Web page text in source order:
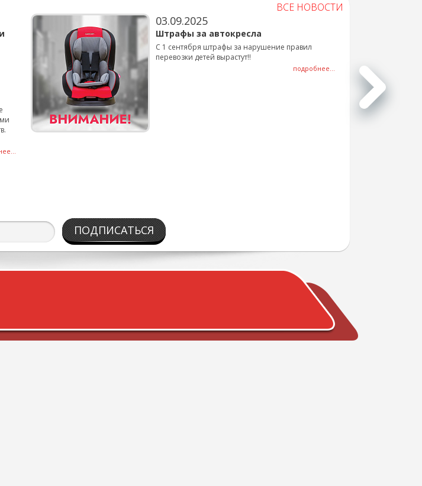
ВСЕ НОВОСТИ
03.09.2025
Штрафы за автокресла
С 1 сентября штрафы за нарушение правил
перевозки детей вырастут!!
подробнее...
ПОДПИСАТЬСЯ